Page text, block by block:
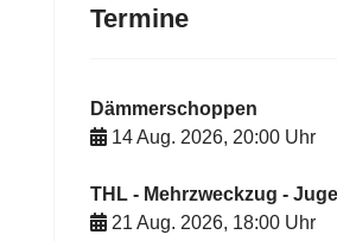
Termine
Dämmerschoppen
14 Aug. 2026,20:00 Uhr
THL - Mehrzweckzug -
21 Aug. 2026, 18:00 Uhr